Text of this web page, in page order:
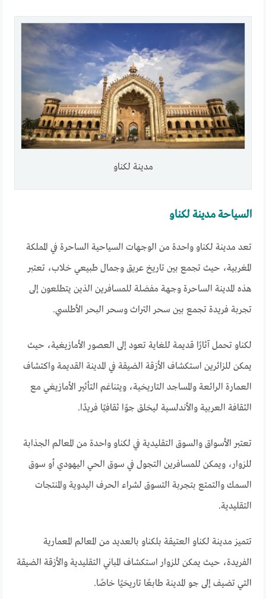
مدينة لكناو
السياحة مدينة لكناو
تعد مدينة لكناو واحدة من الوجهات السياحية الساحرة في المملكة
المغربية، حيث تجمع بين تاريخ عريق وجمال طبيعي خلاب، تعتبر
هذه المدينة الساحرة وجهة مفضلة للمسافرين الذين يتطلعون إلى
تجربة فريدة تجمع بين سحر التراث وسحر البحر الأطلسي.
لكناو تحمل آثارًا قديمة للغاية تعود إلى العصور الأمازيغية، حيث
يمكن للزائرين استكشاف الأزقة الضيقة في المدينة القديمة واكتشاف
العمارة الرائعة والمساجد التاريخية، ويتناغم التأثير الأمازيغي مع
الثقافة العربية والأندلسية ليخلق جوًا ثقافيًا فريدًا.
تعتبر الأسواق والسوق التقليدية في لكناو واحدة من المعالم الجذابة
للزوار، ويمكن للمسافرين التجول في سوق الحي اليهودي أو سوق
السمك والتمتع بتجربة التسوق لشراء الحرف اليدوية والمنتجات
التقليدية.
تتميز مدينة لكناو العتيقة بلكناو بالعديد من المعالم المعمارية
الفريدة، حيث يمكن للزوار استكشاف المباني التقليدية والأزقة الضيقة
التي تضيف إلى جو المدينة طابعًا تاريخيًا خاصًا.